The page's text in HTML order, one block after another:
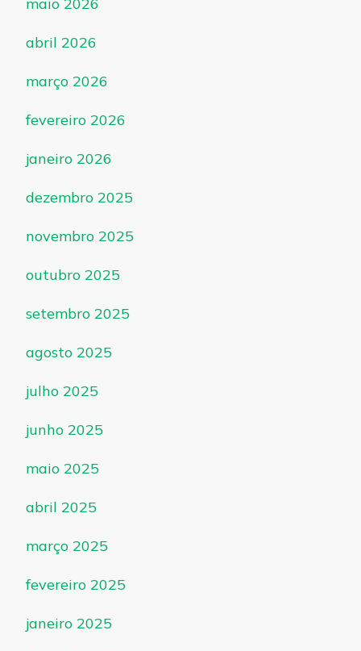
maio 2026
abril 2026
março 2026
fevereiro 2026
janeiro 2026
dezembro 2025
novembro 2025
outubro 2025
setembro 2025
agosto 2025
julho 2025
junho 2025
maio 2025
abril 2025
março 2025
fevereiro 2025
janeiro 2025